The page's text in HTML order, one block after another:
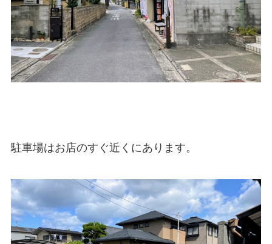
駐車場はお店のすぐ近くにあります。